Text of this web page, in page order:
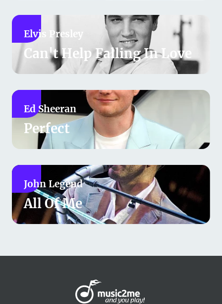
Elvis Presley
Can't Help Falling In Love
Ed Sheeran
Perfect
John Legend
All Of Me